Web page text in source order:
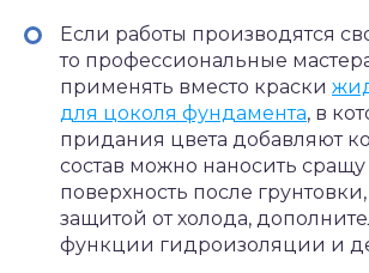
Если работы производятся
то профессиональные
применять вместо краски
для цоколя фундамента, в
придания цвета добавляют
состав можно наносить
поверхность после
защитой от холода,
функции гидроизоляции и